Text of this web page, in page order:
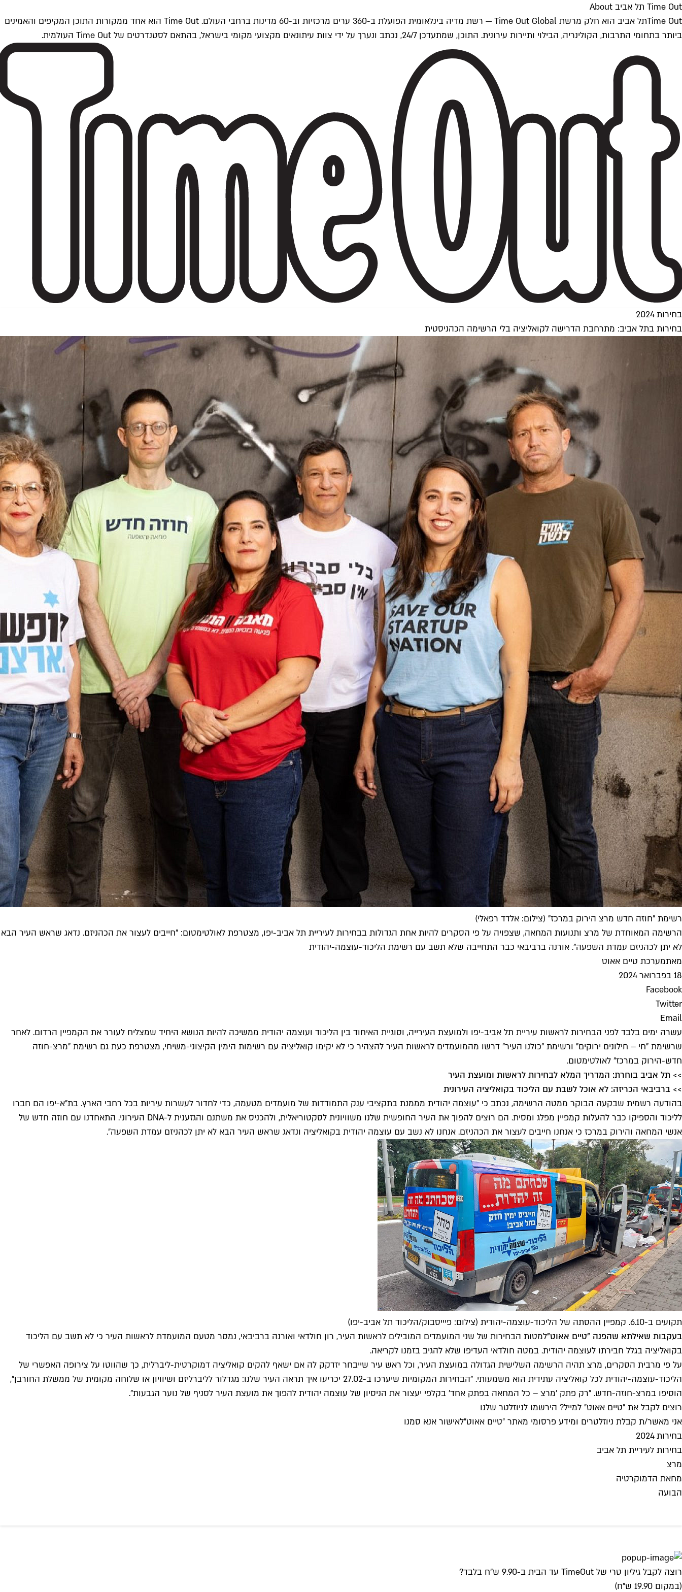
Time Out תל אביב About
Time Outתל אביב הוא חלק מרשת Time Out Global — רשת מדיה בינלאומית הפועלת ב-360 ערים מרכזיות וב-60 מדינות ברחבי העולם. Time Out הוא אחד ממקורות התוכן המקיפים והאמינים
ביותר בתחומי התרבות, הקולינריה, הבילוי ותיירות עירונית. התוכן, שמתעדכן 24/7, נכתב ונערך על ידי צוות עיתונאים מקצועי מקומי בישראל, בהתאם לסטנדרטים של Time Out העולמית.
בחירות 2024
בחירות בתל אביב: מתרחבת הדרישה לקואליציה בלי הרשימה הכהניסטית
רשימת "חוזה חדש מרצ הירוק במרכז" (צילום: אלדד רפאלי)
הרשימה המאוחדת של מרצ ותנועות המחאה, שצפויה על פי הסקרים להיות אחת הגדולות בבחירות לעיריית תל אביב-יפו, מצטרפת לאולטימטום: "חייבים לעצור את הכהניזם. נדאג שראש העיר הבא
לא יתן לכהניזם עמדת השפעה". אורנה ברביבאי כבר התחייבה שלא תשב עם רשימת הליכוד-עוצמה-יהודית
מאתמערכת טיים אאוט
18 בפברואר 2024
Facebook
Twitter
Email
עשרה ימים בלבד לפני הבחירות לראשות עיריית תל אביב-יפו ולמועצת העירייה, וסוגיית האיחוד בין הליכוד ועוצמה יהודית ממשיכה להיות הנושא היחיד שמצליח לעורר את הקמפיין הרדום. לאחר
שרשימת "חי – חילונים ירוקים" ורשימת "כולנו העיר" דרשו מהמועמדים לראשות העיר להצהיר כי לא יקימו קואליציה עם רשימות הימין הקיצוני-משיחי, מצטרפת כעת גם רשימת "מרצ-חוזה
חדש-הירוק במרכז" לאולטימטום.
>> תל אביב בוחרת: המדריך המלא לבחירות לראשות ומועצת העיר
>> ברביבאי הכריזה: לא אוכל לשבת עם הליכוד בקואליציה העירונית
בהודעה רשמית שבקעה הבוקר ממטה הרשימה, נכתב כי "עוצמה יהודית מממנת בתקציבי ענק התמודדות של מועמדים מטעמה, כדי לחדור לעשרות עיריות בכל רחבי הארץ. בת"א-יפו הם חברו
לליכוד והספיקו כבר להעלות קמפיין מפלג ומסית. הם רוצים להפוך את העיר החופשית שלנו משוויונית לסקטוריאלית, ולהכניס את משתנם והגזענית ל-DNA העירוני. התאחדנו עם חוזה חדש של
אנשי המחאה והירוק במרכז כי אנחנו חייבים לעצור את הכהניזם. אנחנו לא נשב עם עוצמה יהודית בקואליציה ונדאג שראש העיר הבא לא יתן לכהניזם עמדת השפעה".
תקועים ב-6.10. קמפיין ההסתה של הליכוד-עוצמה-יהודית (צילום: פיייסבוק/הליכוד תל אביב-יפו)
בעקבות שאילתא שהפנה "טיים אאוט"למטות הבחירות של שני המועמדים המובילים לראשות העיר, רון חולדאי ואורנה ברביבאי, נמסר מטעם המועמדת לראשות העיר כי לא תשב עם הליכוד
בקואליציה בגלל חבירתו לעוצמה יהודית. במטה חולדאי העדיפו שלא להגיב בזמנו לקריאה.
על פי מרבית הסקרים, מרצ תהיה הרשימה השלישית הגדולה במועצת העיר, וכל ראש עיר שייבחר יזדקק לה אם ישאף להקים קואליציה דמוקרטית-ליברלית, כך שהווטו על צירופה האפשרי של
הליכוד-עוצמה-יהודית לכל קואליציה עתידית הוא משמעותי. "הבחירות המקומיות שיערכו ב-27.02 יכריעו איך תראה העיר שלנו: מגדלור לליברליזם ושיוויון או שלוחה מקומית של ממשלת החורבן",
הוסיפו במרצ-חוזה-חדש. "רק פתק 'מרצ – כל המחאה בפתק אחד' בקלפי יעצור את הניסיון של עוצמה יהודית להפוך את מועצת העיר לסניף של נוער הגבעות".
רוצים לקבל את ״טיים אאוט״ למייל? הירשמו לניוזלטר שלנו
אני מאשר/ת קבלת ניוזלטרים ומידע פרסומי מאתר ״טיים אאוט״לאישור אנא סמנו
בחירות 2024
בחירות לעיריית תל אביב
מרצ
מחאת הדמוקרטיה
הבועה
רוצה לקבל גיליון טרי של TimeOut עד הבית ב-9.90 ש"ח בלבד?
(במקום 19.90 ש"ח)